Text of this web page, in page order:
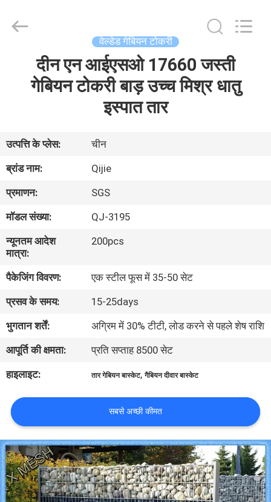
हमारे
बारे
में
कारखाना
भ्रमण
गुणवत्ता
नियंत्रण
संपर्क
करें
एक
उद्धरण
का
अनुरोध
करें
MFG
वेल्डेड गेबियन टोकरी
दीन एन आईएसओ 17660 जस्ती
गेबियन टोकरी बाड़ उच्च मिश्र धातु
इस्पात तार
उत्पत्ति के प्लेस:
चीन
ब्रांड नाम:
Qijie
प्रमाणन:
SGS
मॉडल संख्या:
QJ-3195
न्यूनतम आदेश
मात्रा:
200pcs
पैकेजिंग विवरण:
एक स्टील फूस में 35-50 सेट
प्रसव के समय:
15-25days
भुगतान शर्तें:
अग्रिम में 30% टीटी, लोड करने से पहले शेष राशि
आपूर्ति की क्षमता:
प्रति सप्ताह 8500 सेट
हाइलाइट:
तार गेबियन बास्केट,गैबियन दीवार बास्केट
सबसे अच्छी कीमत